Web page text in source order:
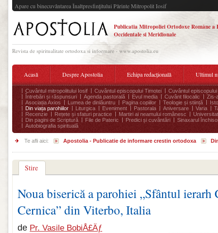
Apare cu binecuvântarea Înaltpresfinţitului Părinte Mitropolit Iosif
Publicatia Mitropoliei Ortodoxe Române a
Occidentale si Meridionale
Revista de spiritualitate ortodoxa si informare - www.apostolia.eu
Acasă Despre Apostolia Echipa redacțională Ultimul
Cuvântul mitropolitului Iosif Cuvântul episcopului Timotei
Cuvântul episcopului
Întrebări și răspunsuri
Agenda pastorală Evul media Cuvânt filocalic
Zis-
Asociația Axios
Lumea de dinlăuntru Pagina copiilor Teologie și stiință
Din viața parohiilor
Liturgica Eveniment Pastorala Aniversare Varia
Recenzie
Rețete și sfaturi practice Martiri ai neamului românesc
Din pagini de Scriptură
File de Pateric Predici și cuvântări
Sinaxarul
Autobiografia spirituală
Te afli aici: Apostolia - Publicatie de informare crestin ortodoxa
Stire
Noua biserică a parohiei „Sfântul ierarh
Cernica” din Viterbo, Italia
de Pr. Vasile BobiÅ£Äƒ